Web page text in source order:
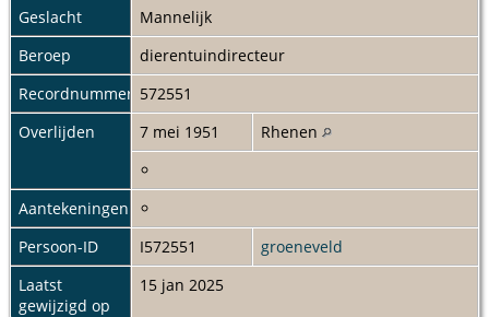
Geslacht
Mannelijk
Beroep
dierentuindirecteur
Recordnummer 572551
Overlijden
7 mei 1951 Rhenen
Aantekeningen
Persoon-ID
I572551
groeneveld
Laatst
gewijzigd op
15 jan 2025